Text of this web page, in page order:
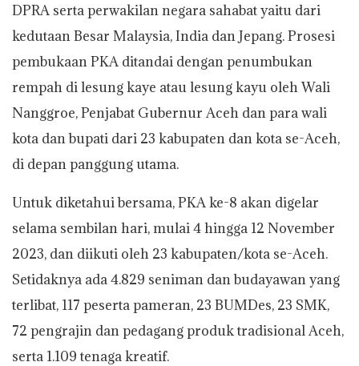
DPRA serta perwakilan negara sahabat yaitu dari
kedutaan Besar Malaysia, India dan Jepang. Prosesi
pembukaan PKA ditandai dengan penumbukan
rempah di lesung kaye atau lesung kayu oleh Wali
Nanggroe, Penjabat Gubernur Aceh dan para wali
kota dan bupati dari 23 kabupaten dan kota se-Aceh,
di depan panggung utama.
Untuk diketahui bersama, PKA ke-8 akan digelar
selama sembilan hari, mulai 4 hingga 12 November
2023, dan diikuti oleh 23 kabupaten/kota se-Aceh.
Setidaknya ada 4.829 seniman dan budayawan yang
terlibat, 117 peserta pameran, 23 BUMDes, 23 SMK,
72 pengrajin dan pedagang produk tradisional Aceh,
serta 1.109 tenaga kreatif.